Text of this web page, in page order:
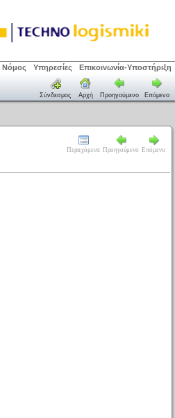
Νόμος Υπηρεσίες Επικοινωνία-Υποστήριξη
Σύνδεσμος Αρχή Προηγούμενο Επόμενο